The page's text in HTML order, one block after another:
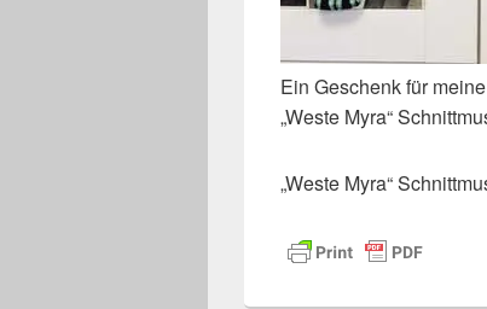
Ein Geschenk für
„Weste Myra“
„Weste Myra“